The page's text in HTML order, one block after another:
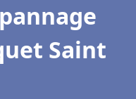
Saint